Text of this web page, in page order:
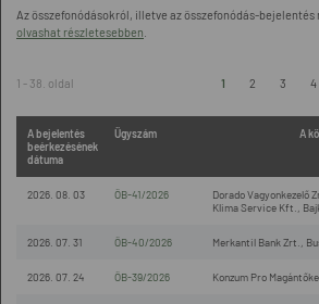
Az összefonódásokról, illetve az összefonódás-bejelentés
olvashat részletesebben
1 - 38. oldal 1 2 3 4
A bejelentés
beérkezésének
dátuma
Ügyszám A
2026. 08. 03 ÖB-41/2026
Dorado Vagyonkezelő
Klima Service Kft.,
2026. 07. 31 ÖB-40/2026 Merkantil Bank Zrt.,
2026. 07. 24 ÖB-39/2026 Konzum Pro